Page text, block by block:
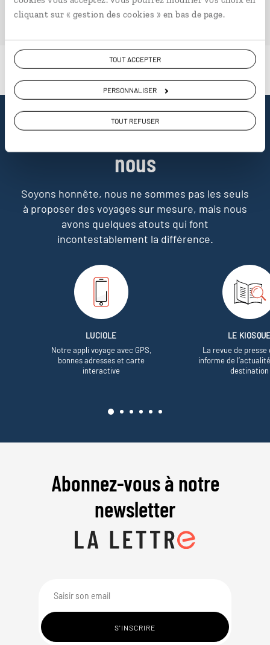
cliquant sur « gestion des cookies » en bas de page.
TOUT ACCEPTER
PERSONNALISER
TOUT REFUSER
PLONGER DANS NOTRE MAGAZINE
Pourquoi voyager avec
nous
Soyons honnête, nous ne sommes pas les seuls
à proposer des voyages sur mesure, mais nous
avons quelques atouts qui font
incontestablement la différence.
LUCIOLE
Notre appli voyage avec GPS,
bonnes adresses et carte
interactive
LE
La revue de presse
informe de
destination
Abonnez-vous à notre
newsletter